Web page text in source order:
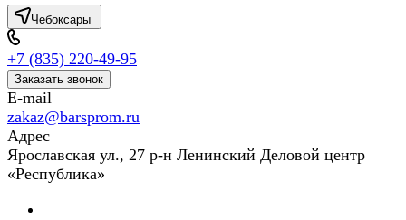
Чебоксары
+7 (835) 220-49-95
Заказать звонок
E-mail
zakaz@barsprom.ru
Адрес
Ярославская ул., 27 р-н Ленинский Деловой центр
«Республика»